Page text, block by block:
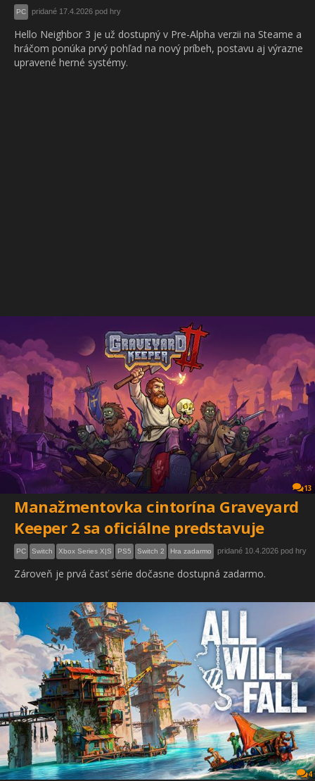
PC pridané 17.4.2026 pod hry
Hello Neighbor 3 je už dostupný v Pre-Alpha verzii na Steame a
hráčom ponúka prvý pohľad na nový príbeh, postavu aj výrazne
upravené herné systémy.
13
Manažmentovka cintorína Graveyard
Keeper 2 sa oficiálne predstavuje
PC Switch Xbox Series X|S PS5 Switch 2 Hra zadarmo pridané 10.4.2026 pod hry
Zároveň je prvá časť série dočasne dostupná zadarmo.
4